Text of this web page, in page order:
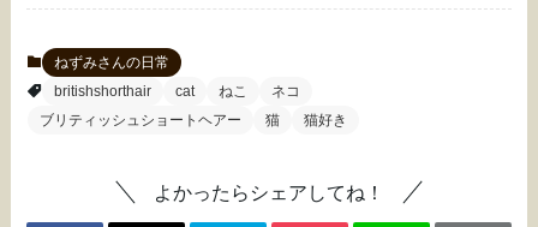
ねずみさんの日常
britishshorthair
cat ねこ
ネコ
ブリティッシュショートヘアー
猫 猫好き
よかったらシェアしてね！